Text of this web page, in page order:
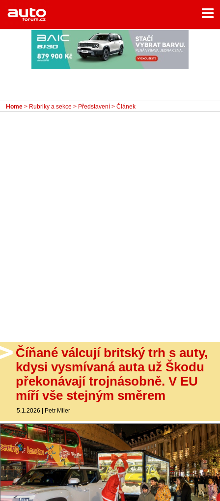
Home
Rubriky
- Testy aut
- Jízdní dojmy a další testy
- Představení
Home > Rubriky a sekce > Představení > Článek
Číňané válcují britský trh s auty,
kdysi vysmívaná auta už Škodu
překonávají trojnásobně. V EU
míří vše stejným směrem
5.1.2026 | Petr Miler